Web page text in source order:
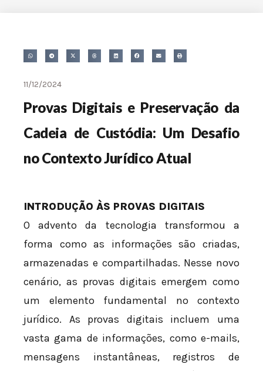
11/12/2024
Provas Digitais e Preservação da
Cadeia de Custódia: Um Desafio
no Contexto Jurídico Atual
INTRODUÇÃO ÀS PROVAS DIGITAIS
O advento da tecnologia transformou a
forma como as informações são criadas,
armazenadas e compartilhadas. Nesse novo
cenário, as provas digitais emergem como
um elemento fundamental no contexto
jurídico. As provas digitais incluem uma
vasta gama de informações, como e-mails,
mensagens instantâneas, registros de